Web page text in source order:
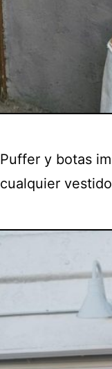
Puffer y botas
cualquier